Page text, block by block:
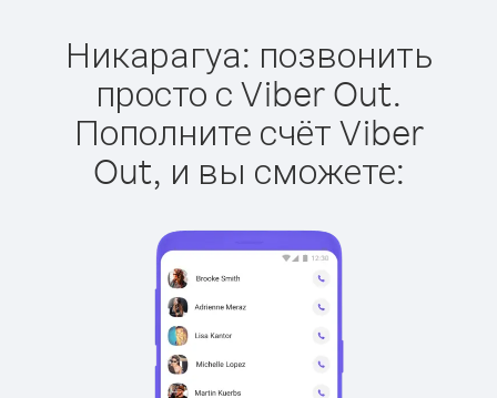
Никарагуа: позвонить
просто с Viber Out.
Пополните счёт Viber
Out, и вы сможете: